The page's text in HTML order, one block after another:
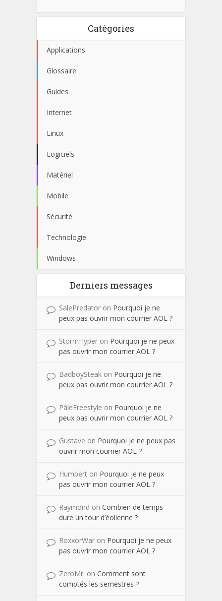
Catégories
Applications
Glossaire
Guides
Internet
Linux
Logiciels
Matériel
Mobile
Sécurité
Technologie
Windows
Derniers messages
SalePredator on Pourquoi je ne
peux pas ouvrir mon courrier AOL ?
StormHyper on Pourquoi je ne peux
pas ouvrir mon courrier AOL ?
BadboySteak on Pourquoi je ne
peux pas ouvrir mon courrier AOL ?
PâleFreestyle on Pourquoi je ne
peux pas ouvrir mon courrier AOL ?
Gustave on Pourquoi je ne peux pas
ouvrir mon courrier AOL ?
Humbert on Pourquoi je ne peux
pas ouvrir mon courrier AOL ?
Raymond on Combien de temps
dure un tour d’éolienne ?
RoxxorWar on Pourquoi je ne peux
pas ouvrir mon courrier AOL ?
ZeroMr. on Comment sont
comptés les semestres ?